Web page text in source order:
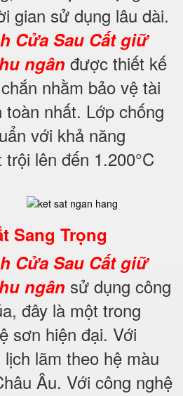
gian sử dụng lâu dài.
Cửa Sau Cất giữ
ngân được thiết kế
nhằm bảo vệ tài
nhất. Lớp chống
với khả năng
lên đến 1.200°C
Sang Trọng
Cửa Sau Cất giữ
ngân sử dụng công
đây là một trong
sơn hiện đại. Với
lãm theo hệ màu
Âu. Với công nghệ